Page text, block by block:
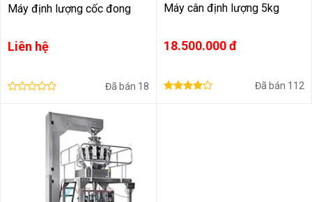
Máy định lượng cốc đong
Liên hệ
Đã bán 18
Máy cân định lượng 5kg
18.500.000 đ
Đã bán 112